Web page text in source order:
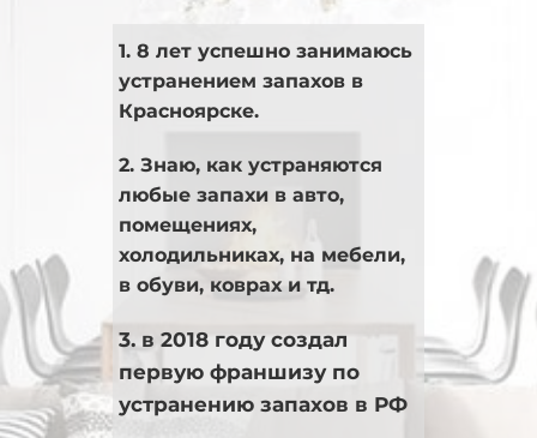
1. 8 лет успешно занимаюсь
устранением запахов в
Красноярске.
2. Знаю, как устраняются
любые запахи в авто,
помещениях,
холодильниках, на мебели,
в обуви, коврах и тд.
3. в 2018 году создал
первую франшизу по
устранению запахов в РФ